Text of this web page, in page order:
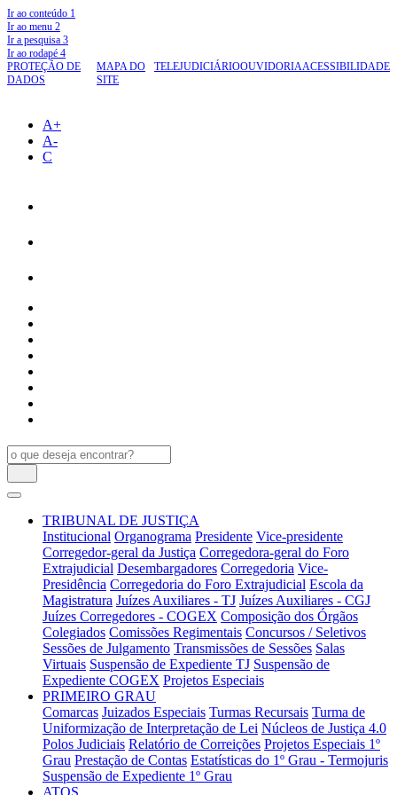
Ir ao conteúdo 1
Ir ao menu 2
Ir a pesquisa 3
Ir ao rodapé 4
PROTEÇÃO DE
DADOS
MAPA DO
SITE
TELEJUDICIÁRIOOUVIDORIAACESSIBILIDADE
A+
A-
C
TRIBUNAL DE JUSTIÇA
Institucional Organograma Presidente Vice-presidente
Corregedor-geral da Justiça Corregedora-geral do Foro
Extrajudicial Desembargadores Corregedoria Vice-
Presidência Corregedoria do Foro Extrajudicial Escola da
Magistratura Juízes Auxiliares - TJ Juízes Auxiliares - CGJ
Juízes Corregedores - COGEX Composição dos Órgãos
Colegiados Comissões Regimentais Concursos / Seletivos
Sessões de Julgamento Transmissões de Sessões Salas
Virtuais Suspensão de Expediente TJ Suspensão de
Expediente COGEX Projetos Especiais
PRIMEIRO GRAU
Comarcas Juizados Especiais Turmas Recursais Turma de
Uniformização de Interpretação de Lei Núcleos de Justiça 4.0
Polos Judiciais Relatório de Correições Projetos Especiais 1º
Grau Prestação de Contas Estatísticas do 1º Grau - Termojuris
Suspensão de Expediente 1º Grau
ATOS